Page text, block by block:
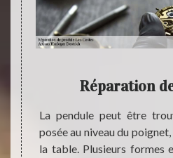
Réparation
La pendule peut être
posée au niveau du
la table. Plusieurs formes